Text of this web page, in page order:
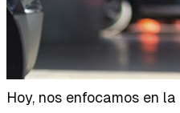
Hoy, nos enfocamos en